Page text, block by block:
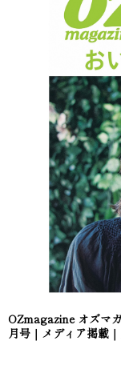
OZmagazine オズマ
月号｜メディア掲載